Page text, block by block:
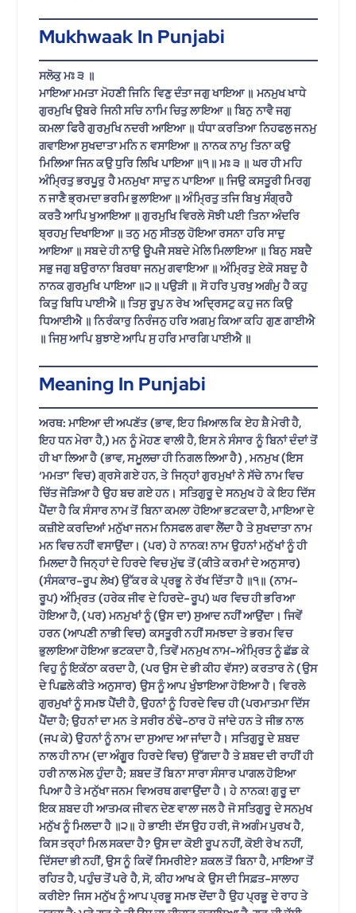
Mukhwaak In Punjabi
ਸਲੋਕੁ ਮਃ ੩ ॥
ਮਾਇਆ ਮਮਤਾ ਮੋਹਣੀ ਜਿਨਿ ਵਿਣੁ ਦੰਤਾ ਜਗੁ ਖਾਇਆ ॥ ਮਨਮੁਖ ਖਾਧੇ
ਗੁਰਮੁਖਿ ਉਬਰੇ ਜਿਨੀ ਸਚਿ ਨਾਮਿ ਚਿਤੁ ਲਾਇਆ ॥ ਬਿਨੁ ਨਾਵੈ ਜਗੁ
ਕਮਲਾ ਫਿਰੈ ਗੁਰਮੁਖਿ ਨਦਰੀ ਆਇਆ ॥ ਧੰਧਾ ਕਰਤਿਆ ਨਿਹਫਲੁ ਜਨਮੁ
ਗਵਾਇਆ ਸੁਖਦਾਤਾ ਮਨਿ ਨ ਵਸਾਇਆ ॥ ਨਾਨਕ ਨਾਮੁ ਤਿਨਾ ਕਉ
ਮਿਲਿਆ ਜਿਨ ਕਉ ਧੁਰਿ ਲਿਖਿ ਪਾਇਆ ॥੧॥ ਮਃ ੩ ॥ ਘਰ ਹੀ ਮਹਿ
ਅੰਮ੍ਰਿਤੁ ਭਰਪੂਰੁ ਹੈ ਮਨਮੁਖਾ ਸਾਦੁ ਨ ਪਾਇਆ ॥ ਜਿਉ ਕਸਤੂਰੀ ਮਿਰਗੁ
ਨ ਜਾਣੈ ਭ੍ਰਮਦਾ ਭਰਮਿ ਭੁਲਾਇਆ ॥ ਅੰਮ੍ਰਿਤੁ ਤਜਿ ਬਿਖੁ ਸੰਗ੍ਰਹੈ
ਕਰਤੈ ਆਪਿ ਖੁਆਇਆ ॥ ਗੁਰਮੁਖਿ ਵਿਰਲੇ ਸੋਝੀ ਪਈ ਤਿਨਾ ਅੰਦਰਿ
ਬ੍ਰਹਮੁ ਦਿਖਾਇਆ ॥ ਤਨੁ ਮਨੁ ਸੀਤਲੁ ਹੋਇਆ ਰਸਨਾ ਹਰਿ ਸਾਦੁ
ਆਇਆ ॥ ਸਬਦੇ ਹੀ ਨਾਉ ਊਪਜੈ ਸਬਦੇ ਮੇਲਿ ਮਿਲਾਇਆ ॥ ਬਿਨੁ ਸਬਦੈ
ਸਭੁ ਜਗੁ ਬਉਰਾਨਾ ਬਿਰਥਾ ਜਨਮੁ ਗਵਾਇਆ ॥ ਅੰਮ੍ਰਿਤੁ ਏਕੋ ਸਬਦੁ ਹੈ
ਨਾਨਕ ਗੁਰਮੁਖਿ ਪਾਇਆ ॥੨॥ ਪਉੜੀ ॥ ਸੋ ਹਰਿ ਪੁਰਖੁ ਅਗੰਮੁ ਹੈ ਕਹੁ
ਕਿਤੁ ਬਿਧਿ ਪਾਈਐ ॥ ਤਿਸੁ ਰੂਪੁ ਨ ਰੇਖ ਅਦ੍ਰਿਸਟੁ ਕਹੁ ਜਨ ਕਿਉ
ਧਿਆਈਐ ॥ ਨਿਰੰਕਾਰੁ ਨਿਰੰਜਨੁ ਹਰਿ ਅਗਮੁ ਕਿਆ ਕਹਿ ਗੁਣ ਗਾਈਐ
॥ ਜਿਸੁ ਆਪਿ ਬੁਝਾਏ ਆਪਿ ਸੁ ਹਰਿ ਮਾਰਗਿ ਪਾਈਐ ॥
Meaning In Punjabi
ਅਰਥ: ਮਾਇਆ ਦੀ ਅਪਣੱਤ (ਭਾਵ, ਇਹ ਖ਼ਿਆਲ ਕਿ ਏਹ ਸ਼ੈ ਮੇਰੀ ਹੈ,
ਇਹ ਧਨ ਮੇਰਾ ਹੈ,) ਮਨ ਨੂੰ ਮੋਹਣ ਵਾਲੀ ਹੈ, ਇਸ ਨੇ ਸੰਸਾਰ ਨੂੰ ਬਿਨਾਂ ਦੰਦਾਂ ਤੋਂ
ਹੀ ਖਾ ਲਿਆ ਹੈ (ਭਾਵ, ਸਮੂਲਚਾ ਹੀ ਨਿਗਲ ਲਿਆ ਹੈ) , ਮਨਮੁਖ (ਇਸ
‘ਮਮਤਾ’ ਵਿਚ) ਗ੍ਰਸੇ ਗਏ ਹਨ, ਤੇ ਜਿਨ੍ਹਾਂ ਗੁਰਮੁਖਾਂ ਨੇ ਸੱਚੇ ਨਾਮ ਵਿਚ
ਚਿੱਤ ਜੋੜਿਆ ਹੈ ਉਹ ਬਚ ਗਏ ਹਨ। ਸਤਿਗੁਰੂ ਦੇ ਸਨਮੁਖ ਹੋ ਕੇ ਇਹ ਦਿੱਸ
ਪੈਂਦਾ ਹੈ ਕਿ ਸੰਸਾਰ ਨਾਮ ਤੋਂ ਬਿਨਾ ਕਮਲਾ ਹੋਇਆ ਭਟਕਦਾ ਹੈ, ਮਾਇਆ ਦੇ
ਕਜ਼ੀਏ ਕਰਦਿਆਂ ਮਨੁੱਖਾ ਜਨਮ ਨਿਸਫਲ ਗਵਾ ਲੈਂਦਾ ਹੈ ਤੇ ਸੁਖਦਾਤਾ ਨਾਮ
ਮਨ ਵਿਚ ਨਹੀਂ ਵਸਾਉਂਦਾ। (ਪਰ) ਹੇ ਨਾਨਕ! ਨਾਮ ਉਹਨਾਂ ਮਨੁੱਖਾਂ ਨੂੰ ਹੀ
ਮਿਲਦਾ ਹੈ ਜਿਨ੍ਹਾਂ ਦੇ ਹਿਰਦੇ ਵਿਚ ਮੁੱਢ ਤੋਂ (ਕੀਤੇ ਕਰਮਾਂ ਦੇ ਅਨੁਸਾਰ)
(ਸੰਸਕਾਰ-ਰੂਪ ਲੇਖ) ਉੱਕਰ ਕੇ ਪ੍ਰਭੂ ਨੇ ਰੱਖ ਦਿੱਤਾ ਹੈ ॥੧॥ (ਨਾਮ-
ਰੂਪ) ਅੰਮ੍ਰਿਤ (ਹਰੇਕ ਜੀਵ ਦੇ ਹਿਰਦੇ-ਰੂਪ) ਘਰ ਵਿਚ ਹੀ ਭਰਿਆ
ਹੋਇਆ ਹੈ, (ਪਰ) ਮਨਮੁਖਾਂ ਨੂੰ (ਉਸ ਦਾ) ਸੁਆਦ ਨਹੀਂ ਆਉਂਦਾ। ਜਿਵੇਂ
ਹਰਨ (ਆਪਣੀ ਨਾਭੀ ਵਿਚ) ਕਸਤੂਰੀ ਨਹੀਂ ਸਮਝਦਾ ਤੇ ਭਰਮ ਵਿਚ
ਭੁਲਾਇਆ ਹੋਇਆ ਭਟਕਦਾ ਹੈ, ਤਿਵੇਂ ਮਨਮੁਖ ਨਾਮ-ਅੰਮ੍ਰਿਤ ਨੂੰ ਛੱਡ ਕੇ
ਵਿਹੁ ਨੂੰ ਇਕੱਠਾ ਕਰਦਾ ਹੈ, (ਪਰ ਉਸ ਦੇ ਭੀ ਕੀਹ ਵੱਸ?) ਕਰਤਾਰ ਨੇ (ਉਸ
ਦੇ ਪਿਛਲੇ ਕੀਤੇ ਅਨੁਸਾਰ) ਉਸ ਨੂੰ ਆਪ ਖੁੰਝਾਇਆ ਹੋਇਆ ਹੈ। ਵਿਰਲੇ
ਗੁਰਮੁਖਾਂ ਨੂੰ ਸਮਝ ਪੈਂਦੀ ਹੈ, ਉਹਨਾਂ ਨੂੰ ਹਿਰਦੇ ਵਿਚ ਹੀ (ਪਰਮਾਤਮਾ ਦਿੱਸ
ਪੈਂਦਾ ਹੈ; ਉਹਨਾਂ ਦਾ ਮਨ ਤੇ ਸਰੀਰ ਠੰਢੇ-ਠਾਰ ਹੋ ਜਾਂਦੇ ਹਨ ਤੇ ਜੀਭ ਨਾਲ
(ਜਪ ਕੇ) ਉਹਨਾਂ ਨੂੰ ਨਾਮ ਦਾ ਸੁਆਦ ਆ ਜਾਂਦਾ ਹੈ। ਸਤਿਗੁਰੂ ਦੇ ਸ਼ਬਦ
ਨਾਲ ਹੀ ਨਾਮ (ਦਾ ਅੰਗੂਰ ਹਿਰਦੇ ਵਿਚ) ਉੱਗਦਾ ਹੈ ਤੇ ਸ਼ਬਦ ਦੀ ਰਾਹੀਂ ਹੀ
ਹਰੀ ਨਾਲ ਮੇਲ ਹੁੰਦਾ ਹੈ; ਸ਼ਬਦ ਤੋਂ ਬਿਨਾ ਸਾਰਾ ਸੰਸਾਰ ਪਾਗਲ ਹੋਇਆ
ਪਿਆ ਹੈ ਤੇ ਮਨੁੱਖਾ ਜਨਮ ਵਿਅਰਥ ਗਵਾਉਂਦਾ ਹੈ। ਹੇ ਨਾਨਕ! ਗੁਰੂ ਦਾ
ਇਕ ਸ਼ਬਦ ਹੀ ਆਤਮਕ ਜੀਵਨ ਦੇਣ ਵਾਲਾ ਜਲ ਹੈ ਜੋ ਸਤਿਗੁਰੂ ਦੇ ਸਨਮੁਖ
ਮਨੁੱਖ ਨੂੰ ਮਿਲਦਾ ਹੈ ॥੨॥ ਹੇ ਭਾਈ! ਦੱਸ ਉਹ ਹਰੀ, ਜੋ ਅਗੰਮ ਪੁਰਖ ਹੈ,
ਕਿਸ ਤਰ੍ਹਾਂ ਮਿਲ ਸਕਦਾ ਹੈ? ਉਸ ਦਾ ਕੋਈ ਰੂਪ ਨਹੀਂ, ਕੋਈ ਰੇਖ ਨਹੀਂ,
ਦਿੱਸਦਾ ਭੀ ਨਹੀਂ, ਉਸ ਨੂੰ ਕਿਵੇਂ ਸਿਮਰੀਏ? ਸ਼ਕਲ ਤੋਂ ਬਿਨਾ ਹੈ, ਮਾਇਆ ਤੋਂ
ਰਹਿਤ ਹੈ, ਪਹੁੰਚ ਤੋਂ ਪਰੇ ਹੈ, ਸੋ, ਕੀਹ ਆਖ ਕੇ ਉਸ ਦੀ ਸਿਫ਼ਤ-ਸਾਲਾਹ
ਕਰੀਏ? ਜਿਸ ਮਨੁੱਖ ਨੂੰ ਆਪ ਪ੍ਰਭੂ ਸਮਝ ਦੇਂਦਾ ਹੈ ਉਹ ਪ੍ਰਭੂ ਦੇ ਰਾਹ ਤੇ